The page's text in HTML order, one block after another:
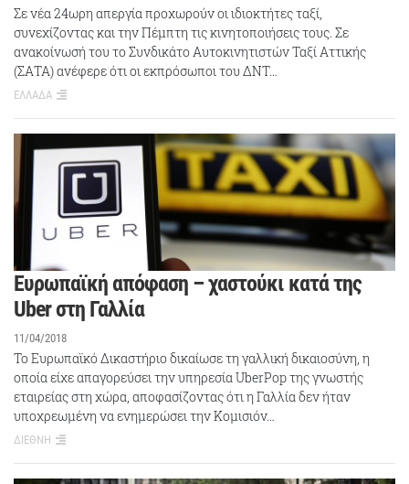
Σε νέα 24ωρη απεργία προχωρούν οι ιδιοκτήτες ταξί,
συνεχίζοντας και την Πέμπτη τις κινητοποιήσεις τους. Σε
ανακοίνωσή του το Συνδικάτο Αυτοκινητιστών Ταξί Αττικής
(ΣΑΤΑ) ανέφερε ότι οι εκπρόσωποι του ΔΝΤ…
ΕΛΛΑΔΑ
Ευρωπαϊκή απόφαση – χαστούκι κατά της
Uber στη Γαλλία
11/04/2018
Το Ευρωπαϊκό Δικαστήριο δικαίωσε τη γαλλική δικαιοσύνη, η
οποία είχε απαγορεύσει την υπηρεσία UberPop της γνωστής
εταιρείας στη χώρα, αποφασίζοντας ότι η Γαλλία δεν ήταν
υποχρεωμένη να ενημερώσει την Κομισιόν…
ΔΙΕΘΝΗ